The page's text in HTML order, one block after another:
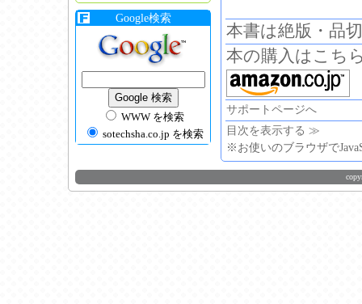
Google検索
WWW を検索
sotechsha.co.jp を検索
本書は絶版・品
本の購入はこち
サポートページへ
目次を表示する ≫
※お使いのブラウザで